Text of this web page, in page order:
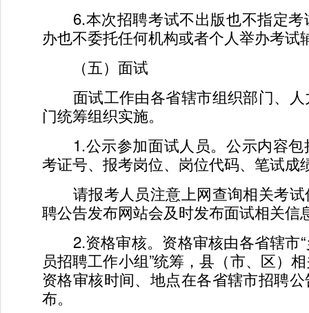
6.本次招聘考试不出版也不指定考
办也不委托任何机构或者个人举办考试
（五）面试
面试工作由各省辖市组织部门、人
门统筹组织实施。
1.公示参加面试人员。公示内容包
考证号、报考岗位、岗位代码、笔试成
请报考人员注意上网查询相关考试
聘公告发布网站会及时发布面试相关信
2.资格审核。资格审核由各省辖市“
员招聘工作小组”统筹，县（市、区）
资格审核时间、地点在各省辖市招聘
布。